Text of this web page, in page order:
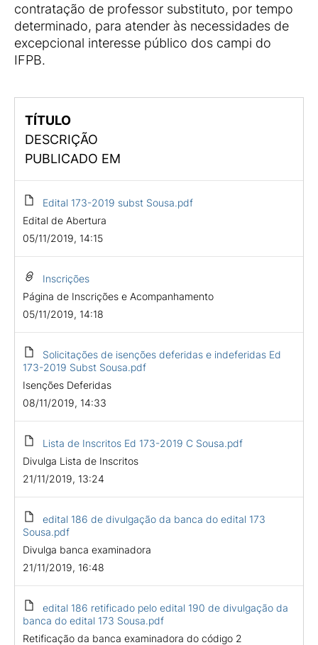
contratação de professor substituto, por tempo
determinado, para atender às necessidades de
excepcional interesse público dos campi do
IFPB.
TÍTULO
DESCRIÇÃO
PUBLICADO EM
Edital 173-2019 subst Sousa.pdf
Edital de Abertura
05/11/2019, 14:15
Inscrições
Página de Inscrições e Acompanhamento
05/11/2019, 14:18
Solicitações de isenções deferidas e indeferidas Ed
173-2019 Subst Sousa.pdf
Isenções Deferidas
08/11/2019, 14:33
Lista de Inscritos Ed 173-2019 C Sousa.pdf
Divulga Lista de Inscritos
21/11/2019, 13:24
edital 186 de divulgação da banca do edital 173
Sousa.pdf
Divulga banca examinadora
21/11/2019, 16:48
edital 186 retificado pelo edital 190 de divulgação da
banca do edital 173 Sousa.pdf
Retificação da banca examinadora do código 2